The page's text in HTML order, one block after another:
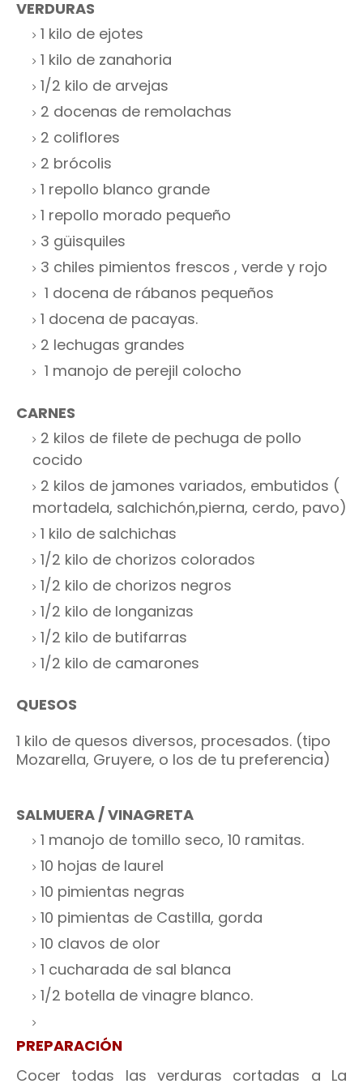
VERDURAS
1 kilo de ejotes
1 kilo de zanahoria
1/2 kilo de arvejas
2 docenas de remolachas
2 coliflores
2 brócolis
1 repollo blanco grande
1 repollo morado pequeño
3 güisquiles
3 chiles pimientos frescos , verde y rojo
1 docena de rábanos pequeños
1 docena de pacayas.
2 lechugas grandes
1 manojo de perejil colocho
CARNES
2 kilos de filete de pechuga de pollo
cocido
2 kilos de jamones variados, embutidos (
mortadela, salchichón,pierna, cerdo, pavo)
1 kilo de salchichas
1/2 kilo de chorizos colorados
1/2 kilo de chorizos negros
1/2 kilo de longanizas
1/2 kilo de butifarras
1/2 kilo de camarones
QUESOS
1 kilo de quesos diversos, procesados. (tipo
Mozarella, Gruyere, o los de tu preferencia)
SALMUERA / VINAGRETA
1 manojo de tomillo seco, 10 ramitas.
10 hojas de laurel
10 pimientas negras
10 pimientas de Castilla, gorda
10 clavos de olor
1 cucharada de sal blanca
1/2 botella de vinagre blanco.
PREPARACIÓN
Cocer todas las verduras cortadas a La